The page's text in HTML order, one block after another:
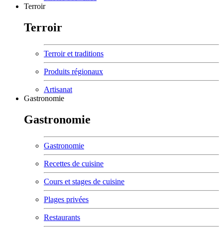
Terroir
Terroir
Terroir et traditions
Produits régionaux
Artisanat
Gastronomie
Gastronomie
Gastronomie
Recettes de cuisine
Cours et stages de cuisine
Plages privées
Restaurants